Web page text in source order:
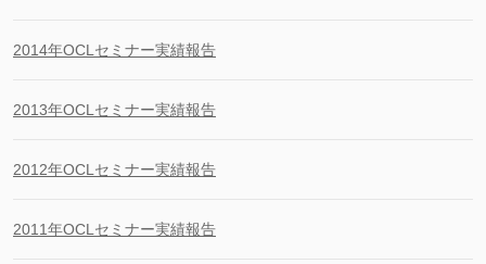
2014年OCLセミナー実績報告
2013年OCLセミナー実績報告
2012年OCLセミナー実績報告
2011年OCLセミナー実績報告